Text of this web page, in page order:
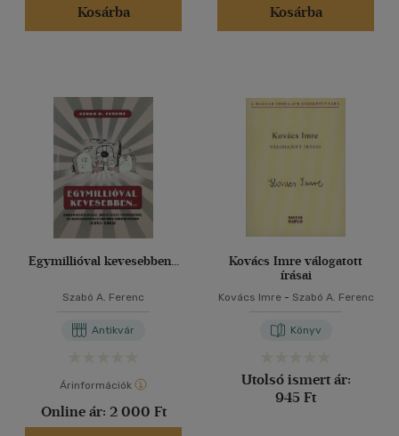
Kosárba
Kosárba
Egymillióval kevesebben...
Szabó A. Ferenc
Antikvár
Árinformációk
Online ár: 2 000 Ft
Kovács Imre válogatott
írásai
Kovács Imre- Szabó A. Ferenc
Könyv
Utolsó ismert ár:
945 Ft